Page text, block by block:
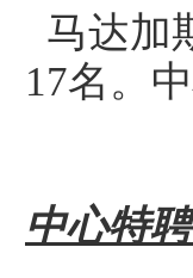
马达加
17名。
中心特